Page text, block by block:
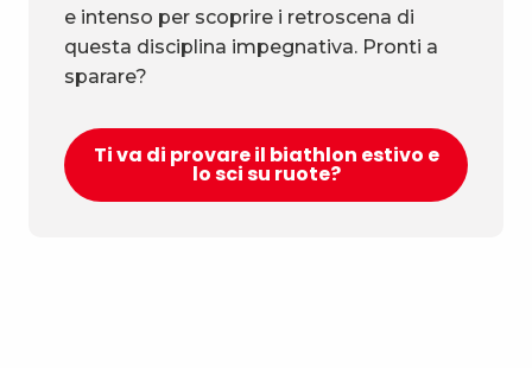
e intenso per scoprire i retroscena di
questa disciplina impegnativa. Pronti a
sparare?
Ti va di provare il biathlon estivo e
lo sci su ruote?